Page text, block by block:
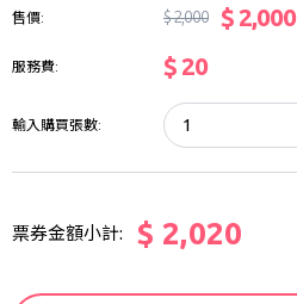
售價: $ 2,000 $ 2,000
服務費: $ 20
輸入購買張數:
票券金額小計: $ 2,020